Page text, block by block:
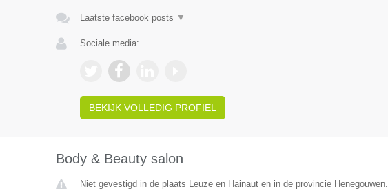
Laatste facebook posts ▼
Sociale media:
BEKIJK VOLLEDIG PROFIEL
Body & Beauty salon
Niet gevestigd in de plaats Leuze en Hainaut en in de provincie Henegouwen.